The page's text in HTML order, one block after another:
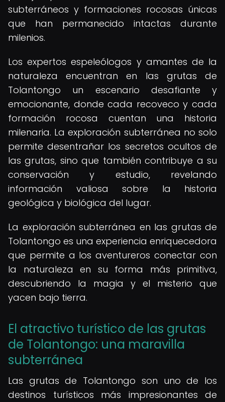
subterráneos y formaciones rocosas únicas
que han permanecido intactas durante
milenios.
Los expertos espeleólogos y amantes de la
naturaleza encuentran en las grutas de
Tolantongo un escenario desafiante y
emocionante, donde cada recoveco y cada
formación rocosa cuentan una historia
milenaria. La exploración subterránea no solo
permite desentrañar los secretos ocultos de
las grutas, sino que también contribuye a su
conservación y estudio, revelando
información valiosa sobre la historia
geológica y biológica del lugar.
La exploración subterránea en las grutas de
Tolantongo es una experiencia enriquecedora
que permite a los aventureros conectar con
la naturaleza en su forma más primitiva,
descubriendo la magia y el misterio que
yacen bajo tierra.
El atractivo turístico de las grutas
de Tolantongo: una maravilla
subterránea
Las grutas de Tolantongo son uno de los
destinos turísticos más impresionantes de